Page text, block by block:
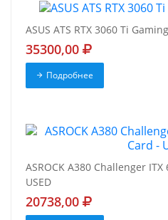
ASUS ATS RTX 3060 Ti
35300,00
Подробнее
ASROCK A380 Challenger
USED
20738,00